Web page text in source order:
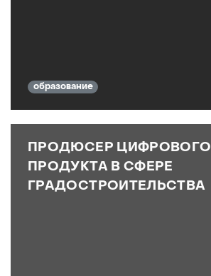
образование
ПРОДЮСЕР ЦИФРОВОГО
ПРОДУКТА В СФЕРЕ
ГРАДОСТРОИТЕЛЬСТВА